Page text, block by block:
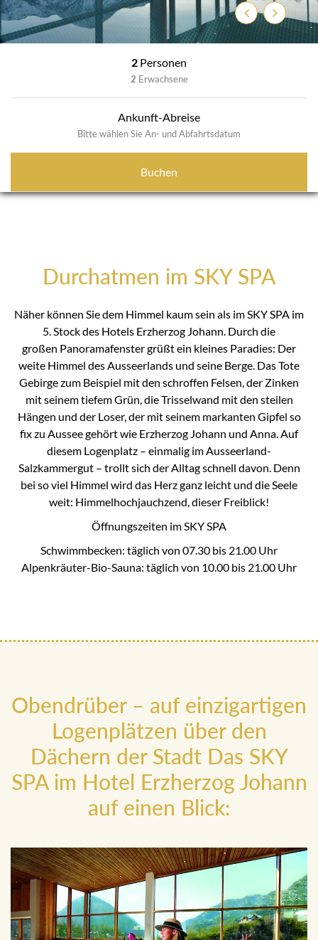
ZurückWeiter
2 Personen
2 Erwachsene
Ankunft-Abreise
Bitte wählen Sie An- und Abfahrtsdatum
Buchen
Durchatmen im SKY SPA
Näher können Sie dem Himmel kaum sein als im SKY SPA im
5. Stock des Hotels Erzherzog Johann. Durch die
großen Panoramafenster grüßt ein kleines Paradies: Der
weite Himmel des Ausseerlands und seine Berge. Das Tote
Gebirge zum Beispiel mit den schroffen Felsen, der Zinken
mit seinem tiefem Grün, die Trisselwand mit den steilen
Hängen und der Loser, der mit seinem markanten Gipfel so
fix zu Aussee gehört wie Erzherzog Johann und Anna. Auf
diesem Logenplatz – einmalig im Ausseerland-
Salzkammergut – trollt sich der Alltag schnell davon. Denn
bei so viel Himmel wird das Herz ganz leicht und die Seele
weit: Himmelhochjauchzend, dieser Freiblick!
Öffnungszeiten im SKY SPA
Schwimmbecken: täglich von 07.30 bis 21.00 Uhr
Alpenkräuter-Bio-Sauna: täglich von 10.00 bis 21.00 Uhr
Obendrüber – auf einzigartigen
Logenplätzen über den
Dächern der Stadt Das SKY
SPA im Hotel Erzherzog Johann
auf einen Blick: